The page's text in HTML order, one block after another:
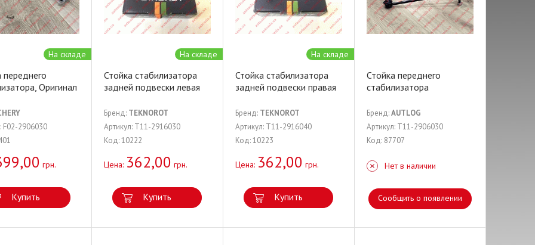
На складе
переднего
Оригинал
F02-2906030
грн.
Купить
На складе
Стойка стабилизатора
задней пoдвески левая
Бренд: TEKNOROT
Артикул: T11-2916030
Код: 10222
Цена: 362,00 грн.
Купить
На складе
Стойка стабилизатора
задней пoдвески правая
Бренд: TEKNOROT
Артикул: T11-2916040
Код: 10223
Цена: 362,00 грн.
Купить
Стойка переднего
стабилизатора
Бренд:AUTLOG
Артикул: T11-2906030
Код: 87707
Нет в наличии
Сообщить о появлении